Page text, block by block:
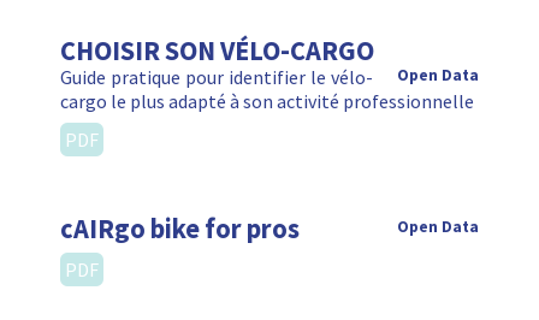
CHOISIR SON VÉLO-CARGO
Open Data
Guide pratique pour identifier le vélo-
cargo le plus adapté à son activité professionnelle
PDF
cAIRgo bike for pros Open Data
PDF